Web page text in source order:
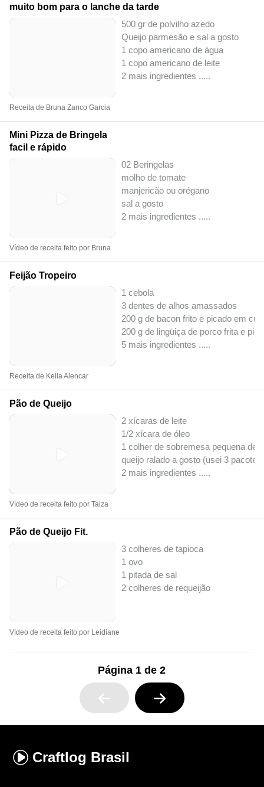
muito bom para o lanche da tarde
500 gr de polvilho azedo
Queijo parmesão e sal a gosto
1 copo americano de água
1 copo americano de leite
2 mais ingredientes .....
Receita de Bruna Zanco Garcia
Mini Pizza de Bringela
facil e rápido
02 Beringelas
molho de tomate
manjericão ou orégano
sal a gosto
2 mais ingredientes .....
Vídeo de receita feito por Bruna
Feijão Tropeiro
1 cebola
3 dentes de alhos amassados
200 g de bacon frito e picado em
200 g de lingüiça de porco frita e
5 mais ingredientes .....
Receita de Keila Alencar
Pão de Queijo
2 xícaras de leite
1/2 xícara de óleo
1 colher de sobremesa pequena de
queijo ralado a gosto (usei 3 pacotes)
2 mais ingredientes .....
Vídeo de receita feito por Taiza
Pão de Queijo Fit.
3 colheres de tapioca
1 ovo
1 pitada de sal
2 colheres de requeijão
Vídeo de receita feito por Leidiane
Página 1 de 2
Craftlog Brasil